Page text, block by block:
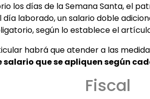
los días de la Semana Santa, el
laborado, un salario doble
según lo establece el
habrá que atender a las
salario que se apliquen según
Fiscal